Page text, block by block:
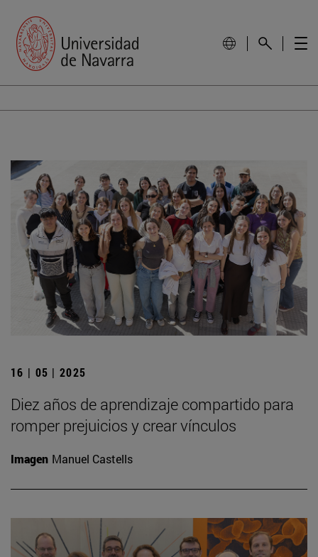
16 | 05 | 2025
Diez años de aprendizaje compartido para
romper prejuicios y crear vínculos
Imagen Manuel Castells